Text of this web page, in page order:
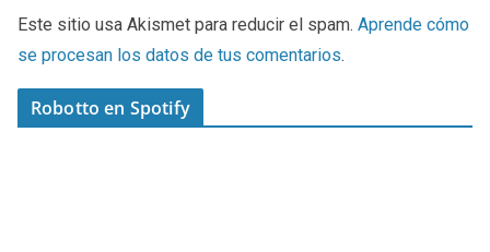
Este sitio usa Akismet para reducir el spam. Aprende cómo
se procesan los datos de tus comentarios.
Robotto en Spotify